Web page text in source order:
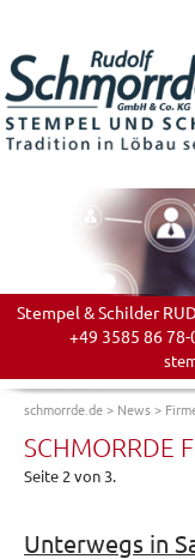
Stempel & Schilder
+49 3585 86
schmorrde.de> News>
SCHMORRDE
Seite 2 von 3.
Unterwegs in